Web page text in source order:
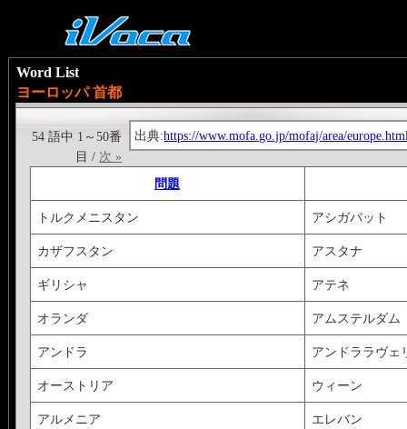
Word List
ヨーロッパ 首都
出典:https://www.mofa.go.jp/mofaj/area/
54 語中 1～50番
目 / 次 »
問題
トルクメニスタン アシガバット
カザフスタン アスタナ
ギリシャ アテネ
オランダ アムステルダム
アンドラ アンドララヴェ
オーストリア ウィーン
アルメニア エレバン